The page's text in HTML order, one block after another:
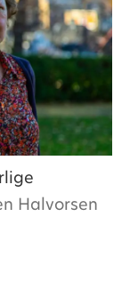
Halvorsen